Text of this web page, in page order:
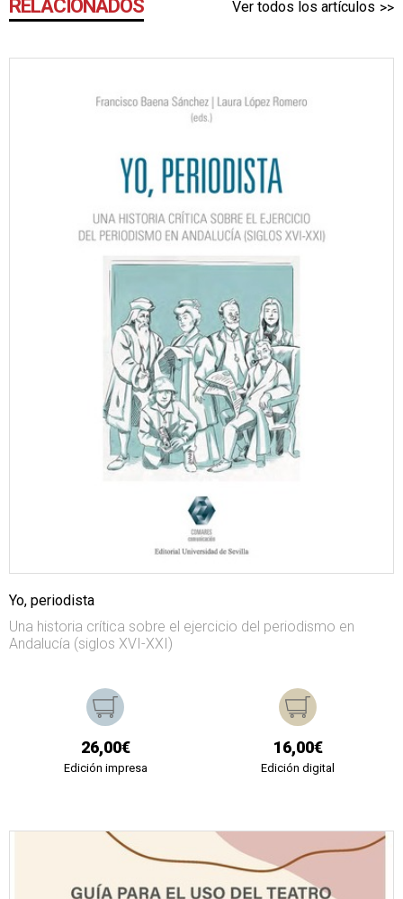
RELACIONADOS Ver todos los artículos
Yo, periodista
Una historia crítica sobre el ejercicio del periodismo en
Andalucía (siglos XVI-XXI)
26,00€
Edición impresa
16,00€
Edición digital